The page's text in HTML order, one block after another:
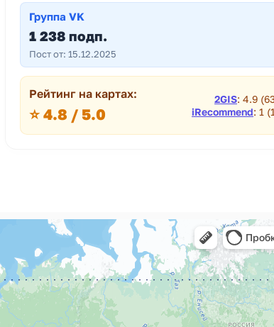
Группа VK
1 238 подп.
Пост от: 15.12.2025
Рейтинг на картах:
⭐ 4.8 / 5.0
2GIS: 4.9
iRecommend: 1